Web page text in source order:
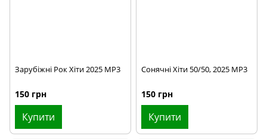
Зарубіжні Рок Хіти 2025 MP3
150 грн
Купити
Сонячні Хіти 50/50, 2025 MP3
150 грн
Купити